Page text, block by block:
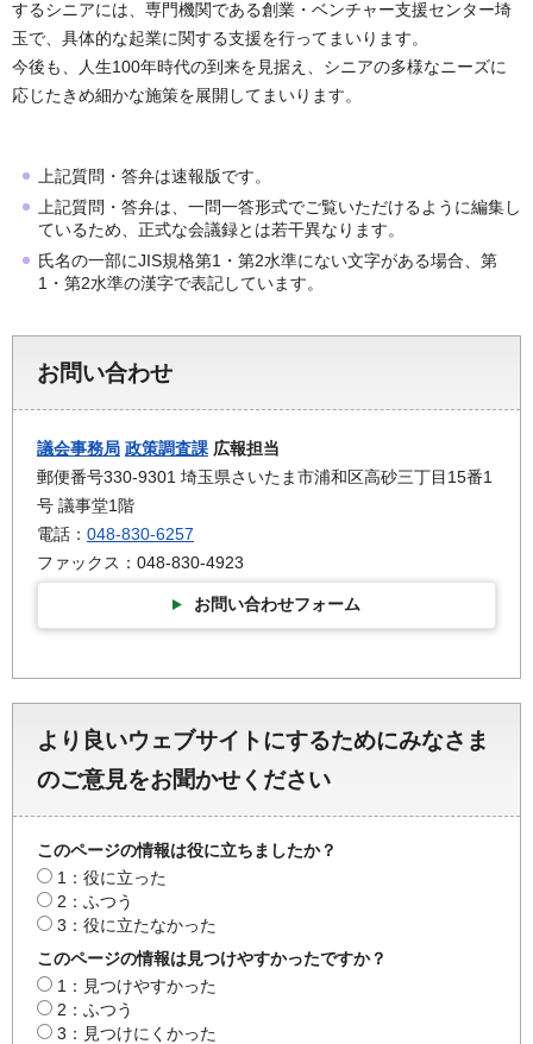
するシニアには、専門機関である創業・ベンチャー支援センター埼
玉で、具体的な起業に関する支援を行ってまいります。
今後も、人生100年時代の到来を見据え、シニアの多様なニーズに
応じたきめ細かな施策を展開してまいります。
上記質問・答弁は速報版です。
上記質問・答弁は、一問一答形式でご覧いただけるように編集し
ているため、正式な会議録とは若干異なります。
氏名の一部にJIS規格第1・第2水準にない文字がある場合、第
1・第2水準の漢字で表記しています。
お問い合わせ
議会事務局 政策調査課 広報担当
郵便番号330-9301 埼玉県さいたま市浦和区高砂三丁目15番1
号 議事堂1階
電話： 048-830-6257
ファックス：048-830-4923
お問い合わせフォーム
より良いウェブサイトにするためにみなさま
のご意見をお聞かせください
このページの情報は役に立ちましたか？
1：役に立った
2：ふつう
3：役に立たなかった
このページの情報は見つけやすかったですか？
1：見つけやすかった
2：ふつう
3：見つけにくかった